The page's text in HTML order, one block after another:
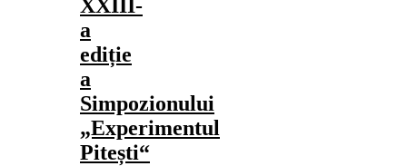
XXIII-
a
ediție
a
Simpozionului
„Experimentul
Pitești“